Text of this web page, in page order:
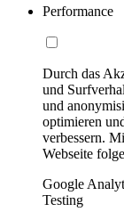
Performance
Durch das
und
und
optimieren
verbessern.
Webseite
Google
Testing